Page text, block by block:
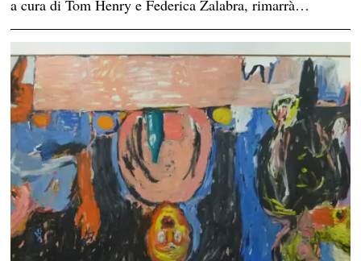
a cura di Tom Henry e Federica Zalabra, rimarrà…